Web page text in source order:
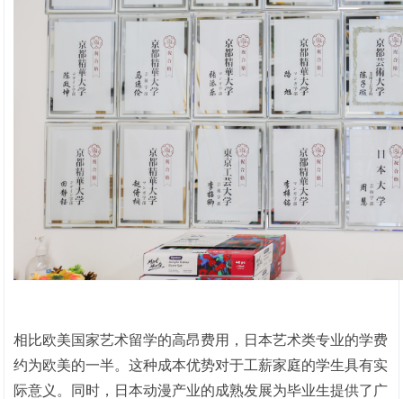
相比欧美国家艺术留学的高昂费用，日本艺术类专业的学费
约为欧美的一半。这种成本优势对于工薪家庭的学生具有实
际意义。同时，日本动漫产业的成熟发展为毕业生提供了广